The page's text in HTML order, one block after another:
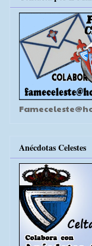
Anécdotas Celestes